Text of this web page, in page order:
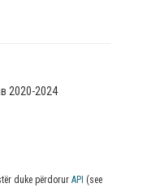
2020-2024
duke përdorur API (see